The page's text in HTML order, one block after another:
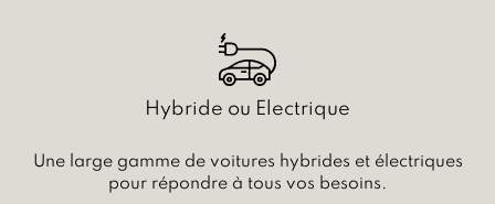
Hybride ou Electrique
Une large gamme de voitures hybrides et électriques
pour répondre à tous vos besoins.